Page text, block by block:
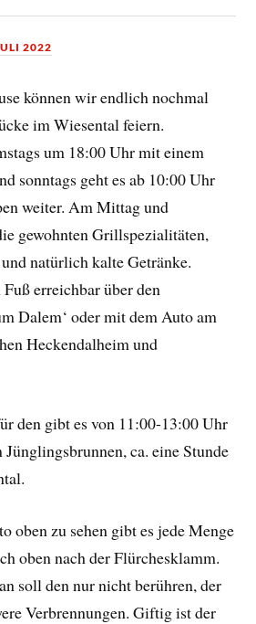
2022
können wir endlich nochmal
im Wiesental feiern.
um 18:00 Uhr mit einem
sonntags geht es ab 10:00 Uhr
weiter. Am Mittag und
gewohnten Grillspezialitäten,
natürlich kalte Getränke.
erreichbar über den
Dalem‘ oder mit dem Auto am
Heckendalheim und
den gibt es von 11:00-13:00 Uhr
ca. eine Stunde
oben zu sehen gibt es jede Menge
oben nach der Flürchesklamm.
soll den nur nicht berühren, der
Verbrennungen. Giftig ist der